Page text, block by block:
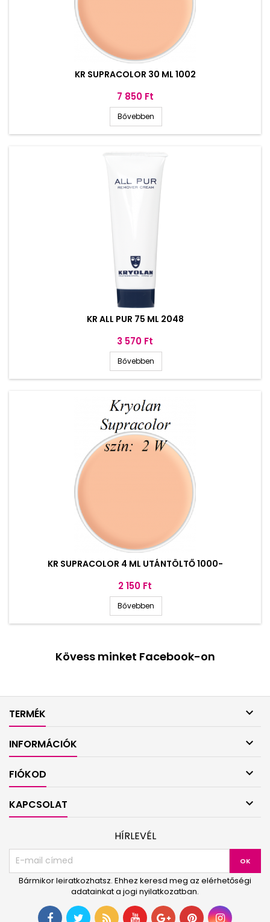
KR SUPRACOLOR 30 ML 1002
Ár
7 850 Ft
Bővebben
KR ALL PUR 75 ML 2048
Ár
3 570 Ft
Bővebben
KR SUPRACOLOR 4 ML UTÁNTÖLTŐ 1000-
Ár
2 150 Ft
Bővebben
Kövess minket Facebook-on
TERMÉK 
INFORMÁCIÓK 
FIÓKOD 
KAPCSOLAT 
HÍRLEVÉL
Bármikor leiratkozhatsz. Ehhez keresd meg az elérhetőségi
adatainkat a jogi nyilatkozatban.